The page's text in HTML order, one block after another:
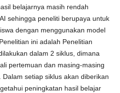
belajarnya masih rendah
sehingga peneliti berupaya untuk
dengan menggunakan model
ini adalah Penelitian
dalam 2 siklus, dimana
pertemuan dan masing-masing
setiap siklus akan diberikan
peningkatan hasil belajar